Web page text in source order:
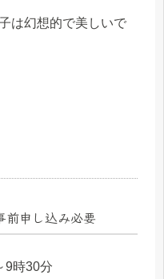
は幻想的で美しいで
申し込み必要
9時30分